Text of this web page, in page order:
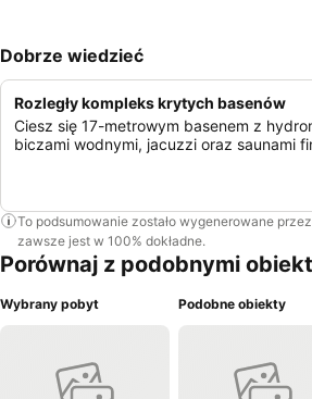
Dobrze wiedzieć
Rozległy kompleks krytych basenów
Ciesz się 17-metrowym basenem z
biczami wodnymi, jacuzzi oraz saunami
To podsumowanie zostało wygenerowane
zawsze jest w 100% dokładne.
Porównaj z podobnymi
Wybrany pobyt Podobne obiekty